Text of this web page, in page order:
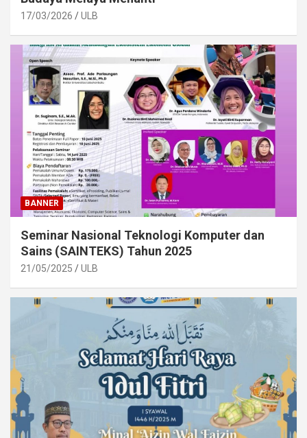
17/03/2026 ULB
BANNER
Seminar Nasional Teknologi Komputer dan
Sains (SAINTEKS) Tahun 2025
21/05/2025 ULB